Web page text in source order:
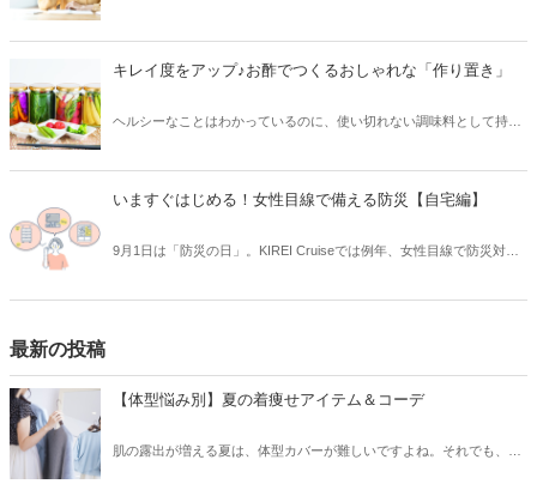
資格・おすすめの資格をご紹介します。
キレイ度をアップ♪お酢でつくるおしゃれな「作り置き」
ヘルシーなことはわかっているのに、使い切れない調味料として持て
しい保存食を作ってみましょう♪
いますぐはじめる！女性目線で備える防災【自宅編】
9月1日は「防災の日」。KIREI Cruiseでは例年、女性目線で防災対策
最新の投稿
【体型悩み別】夏の着痩せアイテム＆コーデ
肌の露出が増える夏は、体型カバーが難しいですよね。それでも、素